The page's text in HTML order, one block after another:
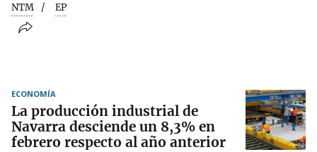
NTM EP
ECONOMÍA
La producción industrial de
Navarra desciende un 8,3% en
febrero respecto al año anterior